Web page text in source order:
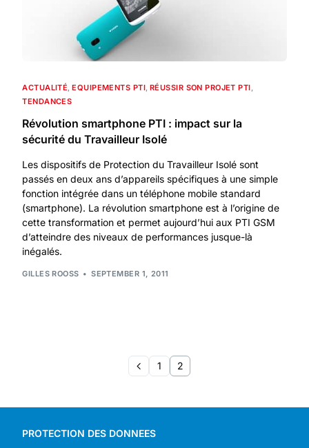
ACTUALITÉ,EQUIPEMENTS PTI, RÉUSSIR SON PROJET PTI,
TENDANCES
Révolution smartphone PTI : impact sur la
sécurité du Travailleur Isolé
Les dispositifs de Protection du Travailleur Isolé sont
passés en deux ans d’appareils spécifiques à une simple
fonction intégrée dans un téléphone mobile standard
(smartphone). La révolution smartphone est à l’origine de
cette transformation et permet aujourd’hui aux PTI GSM
d’atteindre des niveaux de performances jusque-là
inégalés.
GILLES ROOSS SEPTEMBER 1, 2011
1 2
PROTECTION DES DONNEES